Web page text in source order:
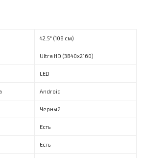
42.5" (108 см)
Ultra HD (3840х2160)
LED
Android
Черный
Есть
Есть